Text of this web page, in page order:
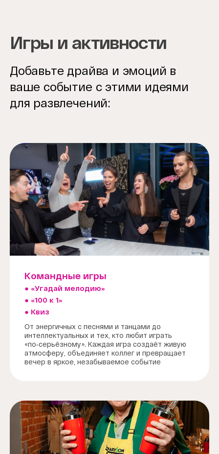
Игры и активности
Добавьте драйва и эмоций в
ваше событие с этими идеями
для развлечений:
Командные игры
● «Угадай мелодию»
● «100 к 1»
● Квиз
От энергичных с песнями и танцами до
интеллектуальных и тех, кто любит играть
«по‑серьёзному». Каждая игра создаёт живую
атмосферу, объединяет коллег и превращает
вечер в яркое, незабываемое событие